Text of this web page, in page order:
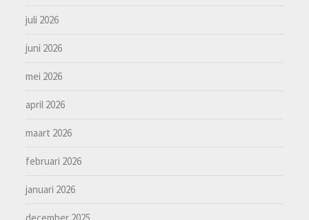
juli 2026
juni 2026
mei 2026
april 2026
maart 2026
februari 2026
januari 2026